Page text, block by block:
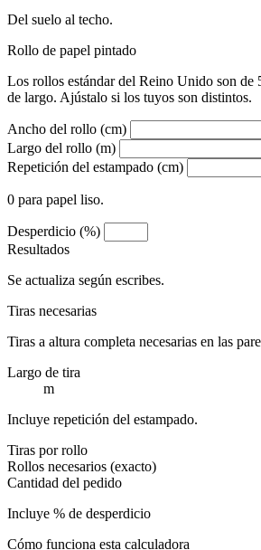
Del suelo al techo.
Rollo de papel pintado
Los rollos estándar del Reino Unido son de
de largo. Ajústalo si los tuyos son distintos.
Ancho del rollo (cm)
Largo del rollo (m)
Repetición del estampado (cm)
0 para papel liso.
Desperdicio (%)
Resultados
Se actualiza según escribes.
Tiras necesarias
Tiras a altura completa necesarias en las
Largo de tira
m
Incluye repetición del estampado.
Tiras por rollo
Rollos necesarios (exacto)
Cantidad del pedido
Incluye % de desperdicio
Cómo funciona esta calculadora